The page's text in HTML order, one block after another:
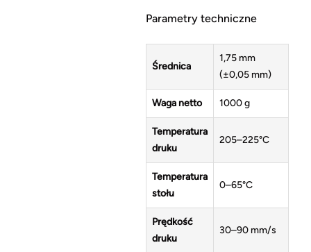
Parametry techniczne
Średnica
1,75 mm
(±0,05 mm)
Waga netto 1000 g
Temperatura
druku
205–225°C
Temperatura
stołu
0–65°C
Prędkość
druku
30–90 mm/s